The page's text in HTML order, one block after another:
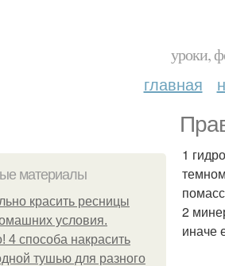
уроки,
главная
материалы
красить ресницы
условия.
4 способа накрасить
тушью для разного
1
2
иначе